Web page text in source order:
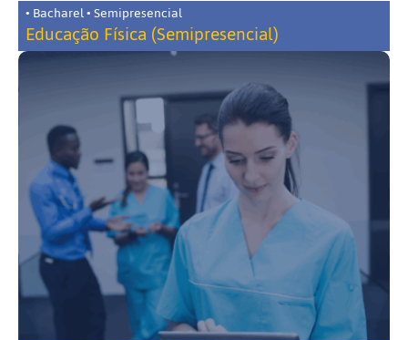
• Bacharel • Semipresencial
Educação Física (Semipresencial)